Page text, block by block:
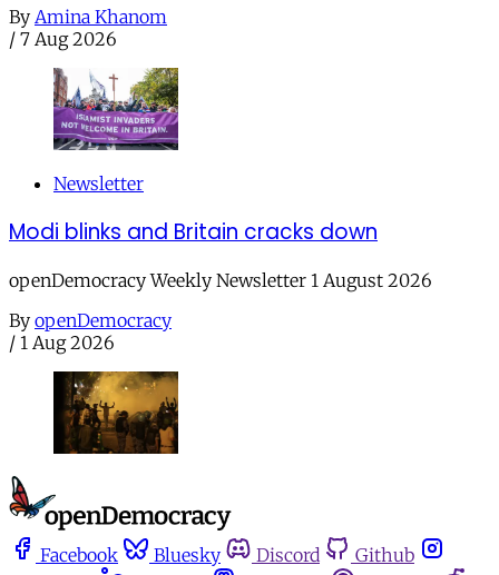
By Amina Khanom
/ 7 Aug 2026
Newsletter
Modi blinks and Britain cracks down
openDemocracy Weekly Newsletter 1 August 2026
By openDemocracy
/ 1 Aug 2026
Facebook Bluesky Discord Github